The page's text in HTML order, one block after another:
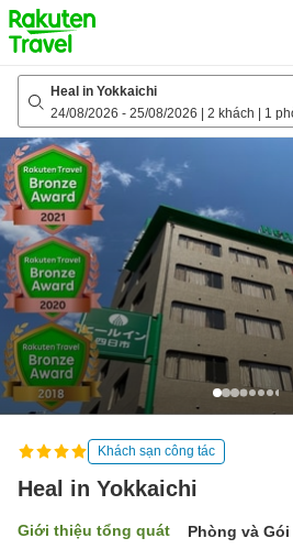
to
top
page
Heal in Yokkaichi
24/08/2026 - 25/08/2026 2 khách 1
Khách sạn công tác
Heal in Yokkaichi
Giới thiệu tổng quát Phòng và